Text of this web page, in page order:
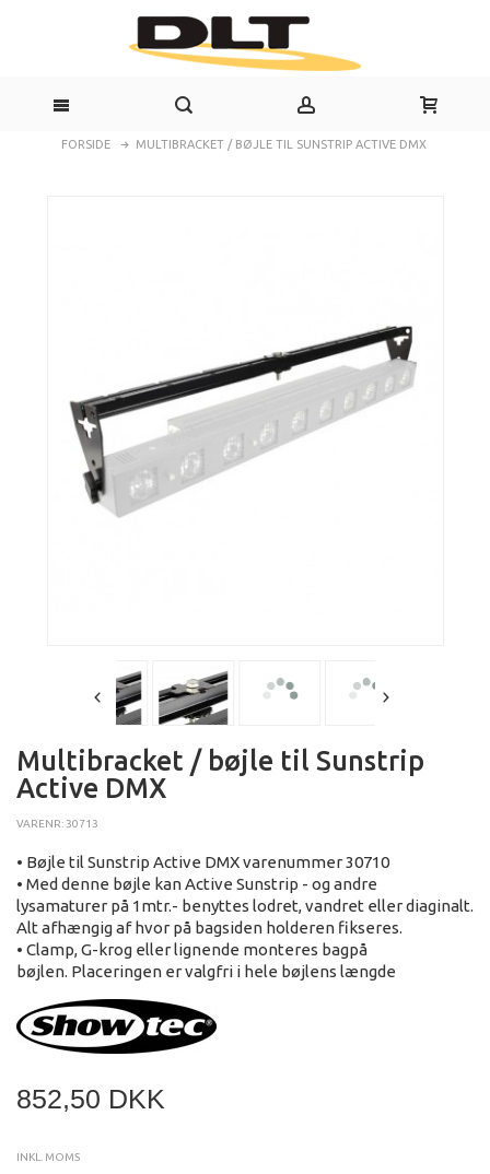
FORSIDE MULTIBRACKET / BØJLE TIL SUNSTRIP ACTIVE DMX
Multibracket / bøjle til Sunstrip
Active DMX
VARENR: 30713
• Bøjle til Sunstrip Active DMX varenummer 30710
• Med denne bøjle kan Active Sunstrip - og andre
lysamaturer på 1mtr.- benyttes lodret, vandret eller diaginalt.
Alt afhængig af hvor på bagsiden holderen fikseres.
• Clamp, G-krog eller lignende monteres bagpå
bøjlen. Placeringen er valgfri i hele bøjlens længde
852,50 DKK
INKL. MOMS